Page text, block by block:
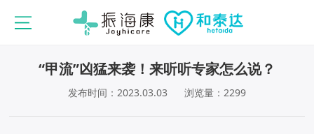
“甲流”凶猛来袭！来听听专家怎么说？
发布时间：2023.03.03 浏览量：2299